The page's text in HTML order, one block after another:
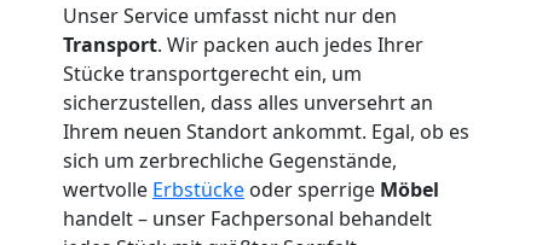
Unser Service umfasst nicht nur den
Transport. Wir packen auch jedes Ihrer
Stücke transportgerecht ein, um
sicherzustellen, dass alles unversehrt an
Ihrem neuen Standort ankommt. Egal, ob es
sich um zerbrechliche Gegenstände,
wertvolle Erbstücke oder sperrige Möbel
handelt – unser Fachpersonal behandelt
Feldkirch
Umzug
für